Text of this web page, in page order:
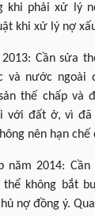
khi phải xử lý
khi xử lý nợ
Cần sửa
và nước ngoài
thế chấp và
với đất ở, vì đã
nên hạn chế
năm 2014:
thể không bắt
nợ đồng ý.